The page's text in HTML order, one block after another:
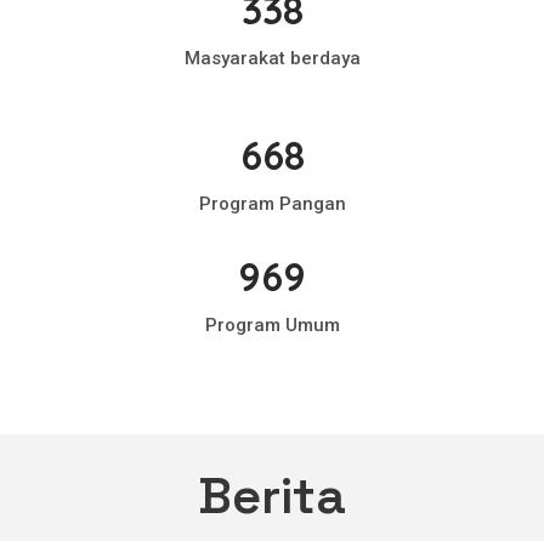
Masyarakat berdaya
668
Program Pangan
969
Program Umum
Berita